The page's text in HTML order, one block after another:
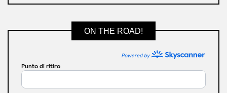
ON THE ROAD!